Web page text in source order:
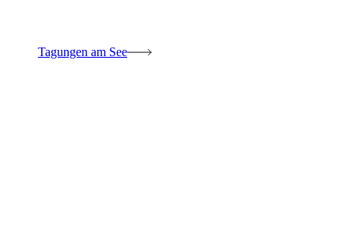
Tagungen am See